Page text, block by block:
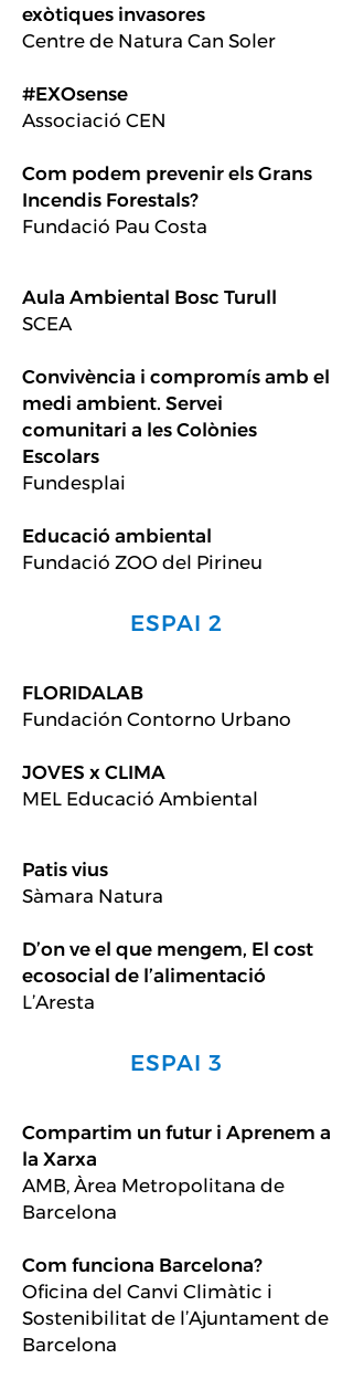
exòtiques invasores
Centre de Natura Can Soler
#EXOsense
Associació CEN
Com podem prevenir els Grans
Incendis Forestals?
Fundació Pau Costa
Aula Ambiental Bosc Turull
SCEA
Convivència i compromís amb el
medi ambient. Servei
comunitari a les Colònies
Escolars
Fundesplai
Educació ambiental
Fundació ZOO del Pirineu
ESPAI 2
FLORIDALAB
Fundación Contorno Urbano
JOVES x CLIMA
MEL Educació Ambiental
Patis vius
Sàmara Natura
D’on ve el que mengem, El cost
ecosocial de l’alimentació
L’Aresta
ESPAI 3
Compartim un futur i Aprenem a
la Xarxa
AMB, Àrea Metropolitana de
Barcelona
Com funciona Barcelona?
Oficina del Canvi Climàtic i
Sostenibilitat de l’Ajuntament de
Barcelona